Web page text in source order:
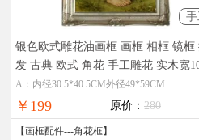
银色欧式雕花油画框 画框 相框 镜框
发 古典 欧式 角花 手工雕花 实木宽
厚5cm 厂家直销，实物拍摄，在线支
付，全国免邮
A：内径30.5*40.5CM外径49*59CM
￥199 原价： 280
【画框配件---角花框】